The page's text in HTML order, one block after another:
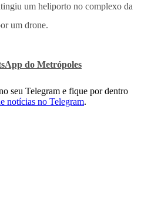
um heliporto no complexo da
um drone.
do Metrópoles
seu Telegram e fique por dentro
notícias no Telegram.